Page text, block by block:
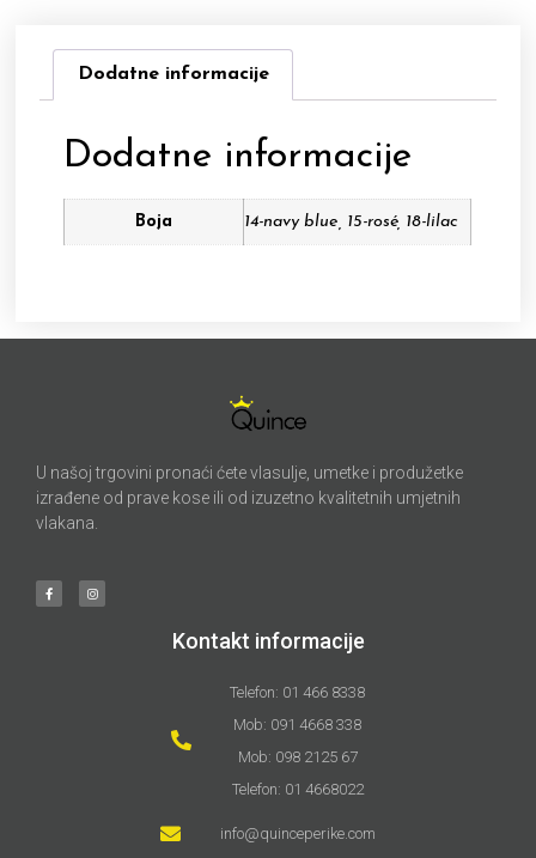
Dodatne informacije
Dodatne informacije
Boja 14-navy blue, 15-rosé, 18-lilac
U našoj trgovini pronaći ćete vlasulje, umetke i produžetke
izrađene od prave kose ili od izuzetno kvalitetnih umjetnih
vlakana.
Kontakt informacije
Telefon: 01 466 8338
Mob: 091 4668 338
Mob: 098 2125 67
Telefon: 01 4668022
info@quinceperike.com